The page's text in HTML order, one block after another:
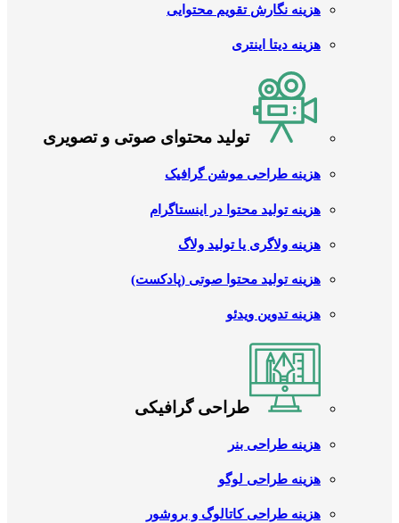
هزینه نگارش تقویم محتوایی
هزینه دیتا اینتری
تولید محتوای صوتی و تصویری
هزینه طراحی موشن گرافیک
هزینه تولید محتوا در اینستاگرام
هزینه ولاگری یا تولید ولاگ
هزینه تولید محتوا صوتی (پادکست)
هزینه تدوین ویدئو
طراحی گرافیکی
هزینه طراحی بنر
هزینه طراحی لوگو
هزینه طراحی کاتالوگ و بروشور